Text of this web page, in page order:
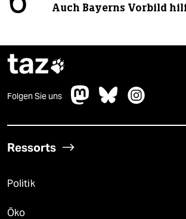
Auch Bayerns Vorbild
taz
Folgen Sie uns
Ressorts
Politik
Öko